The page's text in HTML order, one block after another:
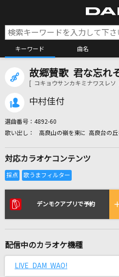
キーワード 曲名
カラオケ
リアルタイムで歌わ
マル・マル・モリ・モリ!
故郷賛歌 君な忘れ
[ コキョウサンカキミナワスレソ ]
中村佳付
選曲番号： 4892-60
高良山の嶺を東に 高良台の丘
対応カラオケコンテンツ
デンモクアプリで予約
配信中のカラオケ機種
LIVE DAM WAO!